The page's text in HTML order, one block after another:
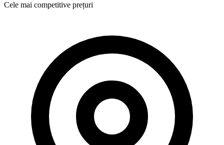
Cele mai competitive prețuri